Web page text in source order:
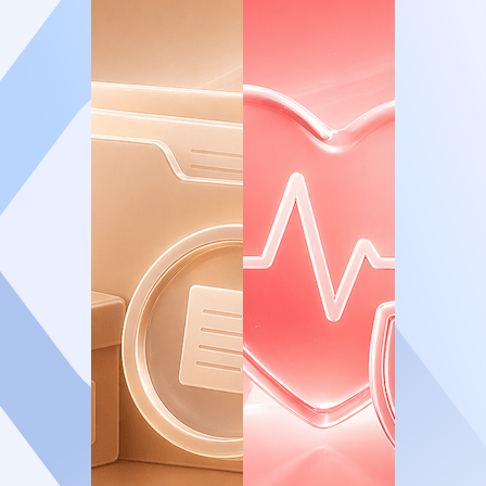
имеющий международное значение – это
известного израильского скульптора
Франка Майслера в поселке Янтарный
Калининградской области, бывшем
Пальмникене, где в январе
1945 годабыли
зверски убиты несколько тысяч еврейских
пленников. Самым грандиозным проектом
Владимира Кацмана стало восстановление
Кёнигсбергской синагоги, одной из самых
крупных и красивых в Германии,
сожженной нацистами во время
«Хрустальной ночи» 1938 года.
В 2018 году Кёнигсбергская синагога
восстала во всём своём блеске и стала
одним из знаковых зданий современного
Калининграда.
Современное здание сохранило черты
оригинала. Фасад украшает витраж с
звездой Давида
, а интерьер сочетает
традиции и современность:
Молельный зал на 400 человек с
балконом для женщин
Музей истории евреев Восточной